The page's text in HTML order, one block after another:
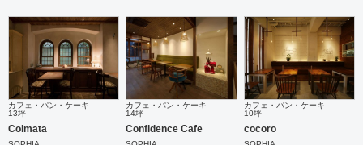
カフェ・パン・ケーキ
13坪
Colmata
カフェ・パン・ケーキ
14坪
Confidence Cafe
カフェ・パン・ケーキ
10坪
cocoro